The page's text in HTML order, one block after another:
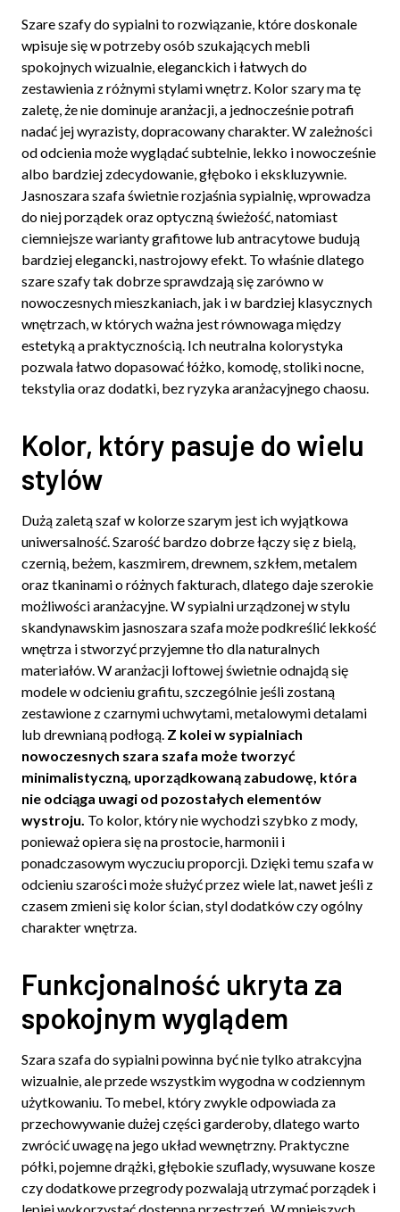
Szare szafy do sypialni to rozwiązanie, które doskonale
wpisuje się w potrzeby osób szukających mebli
spokojnych wizualnie, eleganckich i łatwych do
zestawienia z różnymi stylami wnętrz. Kolor szary ma tę
zaletę, że nie dominuje aranżacji, a jednocześnie potrafi
nadać jej wyrazisty, dopracowany charakter. W zależności
od odcienia może wyglądać subtelnie, lekko i nowocześnie
albo bardziej zdecydowanie, głęboko i ekskluzywnie.
Jasnoszara szafa świetnie rozjaśnia sypialnię, wprowadza
do niej porządek oraz optyczną świeżość, natomiast
ciemniejsze warianty grafitowe lub antracytowe budują
bardziej elegancki, nastrojowy efekt. To właśnie dlatego
szare szafy tak dobrze sprawdzają się zarówno w
nowoczesnych mieszkaniach, jak i w bardziej klasycznych
wnętrzach, w których ważna jest równowaga między
estetyką a praktycznością. Ich neutralna kolorystyka
pozwala łatwo dopasować łóżko, komodę, stoliki nocne,
tekstylia oraz dodatki, bez ryzyka aranżacyjnego chaosu.
Kolor, który pasuje do wielu
stylów
Dużą zaletą szaf w kolorze szarym jest ich wyjątkowa
uniwersalność. Szarość bardzo dobrze łączy się z bielą,
czernią, beżem, kaszmirem, drewnem, szkłem, metalem
oraz tkaninami o różnych fakturach, dlatego daje szerokie
możliwości aranżacyjne. W sypialni urządzonej w stylu
skandynawskim jasnoszara szafa może podkreślić lekkość
wnętrza i stworzyć przyjemne tło dla naturalnych
materiałów. W aranżacji loftowej świetnie odnajdą się
modele w odcieniu grafitu, szczególnie jeśli zostaną
zestawione z czarnymi uchwytami, metalowymi detalami
lub drewnianą podłogą. Z kolei w sypialniach
nowoczesnych szara szafa może tworzyć
minimalistyczną, uporządkowaną zabudowę, która
nie odciąga uwagi od pozostałych elementów
wystroju. To kolor, który nie wychodzi szybko z mody,
ponieważ opiera się na prostocie, harmonii i
ponadczasowym wyczuciu proporcji. Dzięki temu szafa w
odcieniu szarości może służyć przez wiele lat, nawet jeśli z
czasem zmieni się kolor ścian, styl dodatków czy ogólny
charakter wnętrza.
Funkcjonalność ukryta za
spokojnym wyglądem
Szara szafa do sypialni powinna być nie tylko atrakcyjna
wizualnie, ale przede wszystkim wygodna w codziennym
użytkowaniu. To mebel, który zwykle odpowiada za
przechowywanie dużej części garderoby, dlatego warto
zwrócić uwagę na jego układ wewnętrzny. Praktyczne
półki, pojemne drążki, głębokie szuflady, wysuwane kosze
czy dodatkowe przegrody pozwalają utrzymać porządek i